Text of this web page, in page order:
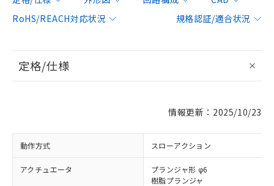
RoHS/REACH対応状況
規格認証/適合状況
定格/仕様
情報更新：2025/10/23
動作方式 スローアクション
アクチュエータ
プランジャ形 φ6
樹脂プランジャ